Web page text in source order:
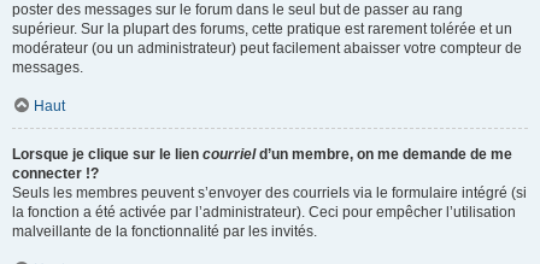
poster des messages sur le forum dans le seul but de passer au rang
supérieur. Sur la plupart des forums, cette pratique est rarement tolérée et un
modérateur (ou un administrateur) peut facilement abaisser votre compteur de
messages.
Haut
Lorsque je clique sur le lien courrield’un membre, on me demande de me
connecter !?
Seuls les membres peuvent s’envoyer des courriels via le formulaire intégré (si
la fonction a été activée par l’administrateur). Ceci pour empêcher l’utilisation
malveillante de la fonctionnalité par les invités.